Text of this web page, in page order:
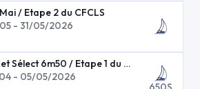
/ Etape 2 du CFCLS
- 31/05/2026
Pornichet Sélect 6m50 / Etape 1 du CFCLS
- 05/05/2026